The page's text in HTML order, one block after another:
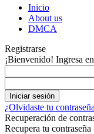
Inicio
About us
DMCA
Registrarse
¡Bienvenido! Ingresa
¿Olvidaste tu
Recuperación de
Recupera tu contraseña